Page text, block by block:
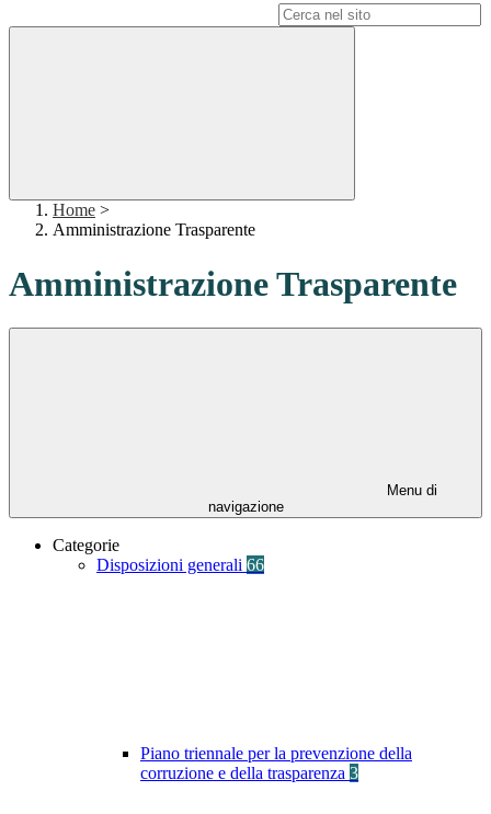
Home >
Amministrazione Trasparente
Amministrazione Trasparente
Menu di
navigazione
Categorie
Disposizioni generali 66
Piano triennale per la prevenzione della
corruzione e della trasparenza 3